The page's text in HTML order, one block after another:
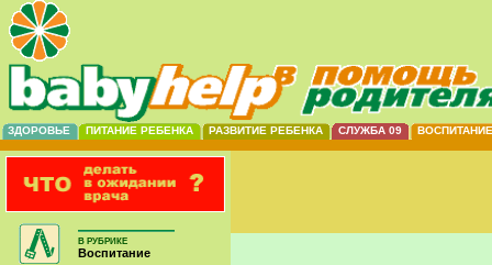
ЗДОРОВЬЕ ПИТАНИЕ РЕБЕНКА РАЗВИТИЕ РЕБЕНКА СЛУЖБА 09 ВОСПИТАНИЕ
В РУБРИКЕ
Воспитание